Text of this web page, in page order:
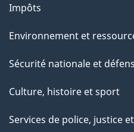
Impôts
Environnement et
Sécurité nationale et
Culture, histoire et sport
Services de police, justice